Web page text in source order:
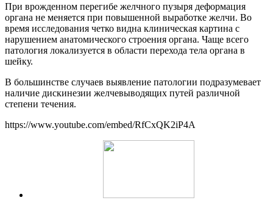
При врожденном перегибе желчного пузыря деформация
органа не меняется при повышенной выработке желчи. Во
время исследования четко видна клиническая картина с
нарушением анатомического строения органа. Чаще всего
патология локализуется в области перехода тела органа в
шейку.
В большинстве случаев выявление патологии подразумевает
наличие дискинезии желчевыводящих путей различной
степени течения.
https://www.youtube.com/embed/RfCxQK2iP4A